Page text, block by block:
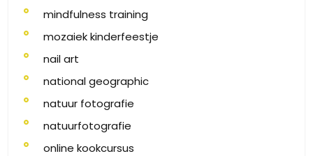
mindfulness training
mozaiek kinderfeestje
nail art
national geographic
natuur fotografie
natuurfotografie
online kookcursus